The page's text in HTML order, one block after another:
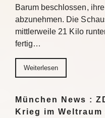
Barum beschlossen,
abzunehmen. Die
mittlerweile 21 Kilo
fertig…
Weiterlesen
München News :
Krieg im